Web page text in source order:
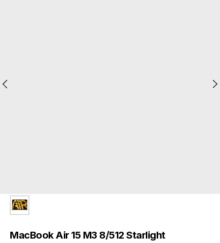
MacBook Air 15 M3 8/512 Starlight